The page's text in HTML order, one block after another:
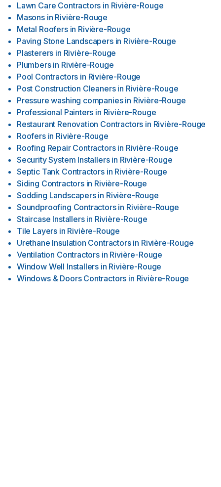
Lawn Care Contractors in Rivière-Rouge
Masons in Rivière-Rouge
Metal Roofers in Rivière-Rouge
Paving Stone Landscapers in Rivière-Rouge
Plasterers in Rivière-Rouge
Plumbers in Rivière-Rouge
Pool Contractors in Rivière-Rouge
Post Construction Cleaners in Rivière-Rouge
Pressure washing companies in Rivière-Rouge
Professional Painters in Rivière-Rouge
Restaurant Renovation Contractors in Rivière-Rouge
Roofers in Rivière-Rouge
Roofing Repair Contractors in Rivière-Rouge
Security System Installers in Rivière-Rouge
Septic Tank Contractors in Rivière-Rouge
Siding Contractors in Rivière-Rouge
Sodding Landscapers in Rivière-Rouge
Soundproofing Contractors in Rivière-Rouge
Staircase Installers in Rivière-Rouge
Tile Layers in Rivière-Rouge
Urethane Insulation Contractors in Rivière-Rouge
Ventilation Contractors in Rivière-Rouge
Window Well Installers in Rivière-Rouge
Windows & Doors Contractors in Rivière-Rouge